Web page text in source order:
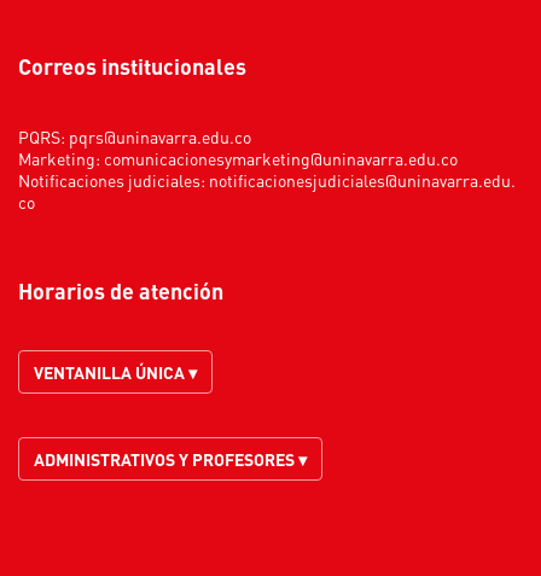
Correos institucionales
PQRS: pqrs@uninavarra.edu.co
Marketing: comunicacionesymarketing@uninavarra.edu.co
Notificaciones judiciales: notificacionesjudiciales@uninavarra.edu.
co
Horarios de atención
VENTANILLA ÚNICA ▾
ADMINISTRATIVOS Y PROFESORES ▾